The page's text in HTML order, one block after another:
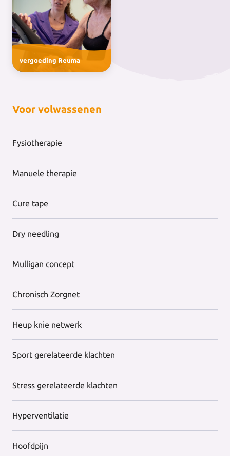
vergoeding Reuma
Voor volwassenen
Fysiotherapie
Manuele therapie
Cure tape
Dry needling
Mulligan concept
Chronisch Zorgnet
Heup knie netwerk
Sport gerelateerde klachten
Stress gerelateerde klachten
Hyperventilatie
Hoofdpijn